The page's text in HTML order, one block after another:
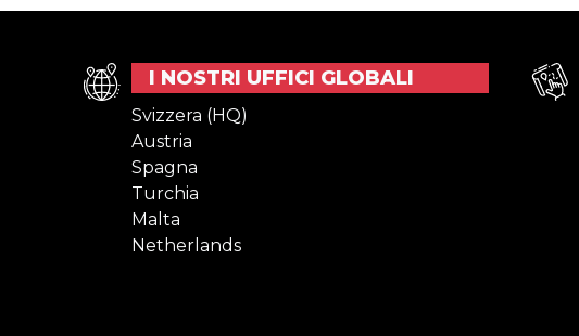
I NOSTRI UFFICI GLOBALI
Svizzera (HQ)
Austria
Spagna
Turchia
Malta
Netherlands